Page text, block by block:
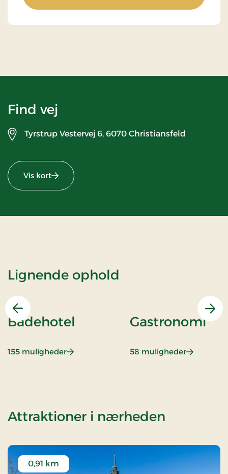
Find vej
Tyrstrup Vestervej 6, 6070 Christiansfeld
Vis kort
Lignende ophold
Forrige
Badehotel
155 muligheder: Badehotel
Gastronomi
58 muligheder:
Attraktioner i nærheden
0,91 km